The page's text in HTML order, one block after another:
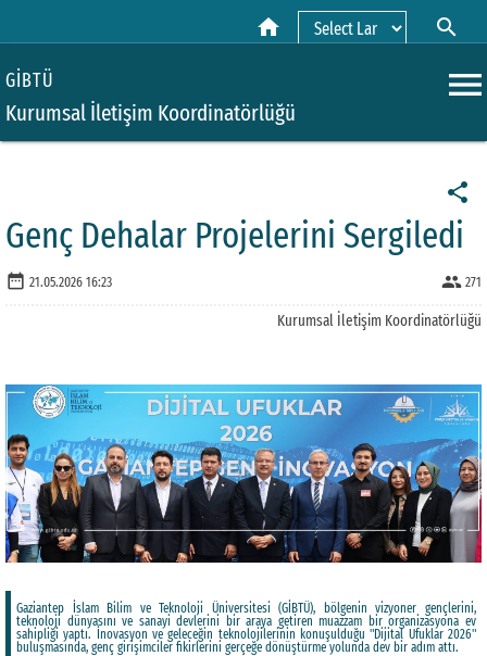
home search
GİBTÜ
Kurumsal İletişim Koordinatörlüğü
menu
share
Genç Dehalar Projelerini Sergiledi
date_range 21.05.2026 16:23 people 271
Kurumsal İletişim Koordinatörlüğü
Gaziantep İslam Bilim ve Teknoloji Üniversitesi (GİBTÜ), bölgenin vizyoner gençlerini,
teknoloji dünyasını ve sanayi devlerini bir araya getiren muazzam bir organizasyona ev
sahipliği yaptı. İnovasyon ve geleceğin teknolojilerinin konuşulduğu "Dijital Ufuklar 2026"
buluşmasında, genç girişimciler fikirlerini gerçeğe dönüştürme yolunda dev bir adım attı.